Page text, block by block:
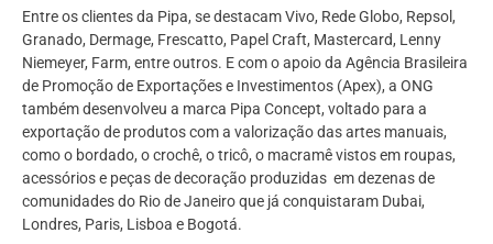
Entre os clientes da Pipa, se destacam Vivo, Rede Globo, Repsol,
Granado, Dermage, Frescatto, Papel Craft, Mastercard, Lenny
Niemeyer, Farm, entre outros. E com o apoio da Agência Brasileira
de Promoção de Exportações e Investimentos (Apex), a ONG
também desenvolveu a marca Pipa Concept, voltado para a
exportação de produtos com a valorização das artes manuais,
como o bordado, o crochê, o tricô, o macramê vistos em roupas,
acessórios e peças de decoração produzidas em dezenas de
comunidades do Rio de Janeiro que já conquistaram Dubai,
Londres, Paris, Lisboa e Bogotá.